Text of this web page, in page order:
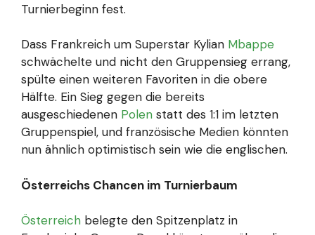
Turnierbeginn fest.
Dass Frankreich um Superstar Kylian Mbappe
schwächelte und nicht den Gruppensieg errang,
spülte einen weiteren Favoriten in die obere
Hälfte. Ein Sieg gegen die bereits
ausgeschiedenen Polen statt des 1:1 im letzten
Gruppenspiel, und französische Medien könnten
nun ähnlich optimistisch sein wie die englischen.
Österreichs Chancen im Turnierbaum
Österreich belegte den Spitzenplatz in